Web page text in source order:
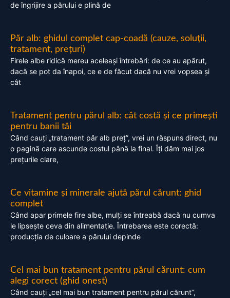
de îngrijire a părului e plină de
Păr alb: ghidul complet cap-coadă (cauze, soluții,
tratament, prețuri)
Firele albe ridică mereu aceleași întrebări: de ce au apărut,
dacă se pot da înapoi, ce e de făcut dacă nu vrei vopsea și
cât
Tratament pentru părul alb: cât costă și ce primești
pentru banii tăi
Când cauți „tratament păr alb preț”, vrei un răspuns direct, nu
o pagină care ascunde costul până la final. Îți dăm mai jos
prețurile clare,
Ce vitamine și minerale ajută părul cărunt: ghid
complet
Când apar primele fire albe, mulți se întreabă dacă nu cumva
le lipsește ceva din alimentație. Întrebarea este corectă:
producția de culoare a părului depinde
Cel mai bun tratament pentru părul cărunt: cum
alegi corect (ghid onest)
Când cauți „cel mai bun tratament pentru părul cărunt”,